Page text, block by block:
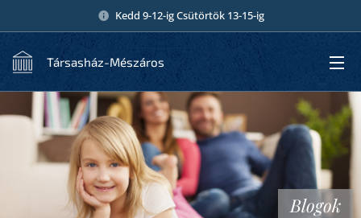
Kedd 9-12-ig Csütörtök 13-15-ig
Társasház-Mészáros
Blogok